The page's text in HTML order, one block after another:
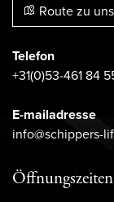
Route zu
Telefon
+31(0)53-461 84
E-mailadresse
info@schippers-
Öffnungszeiten